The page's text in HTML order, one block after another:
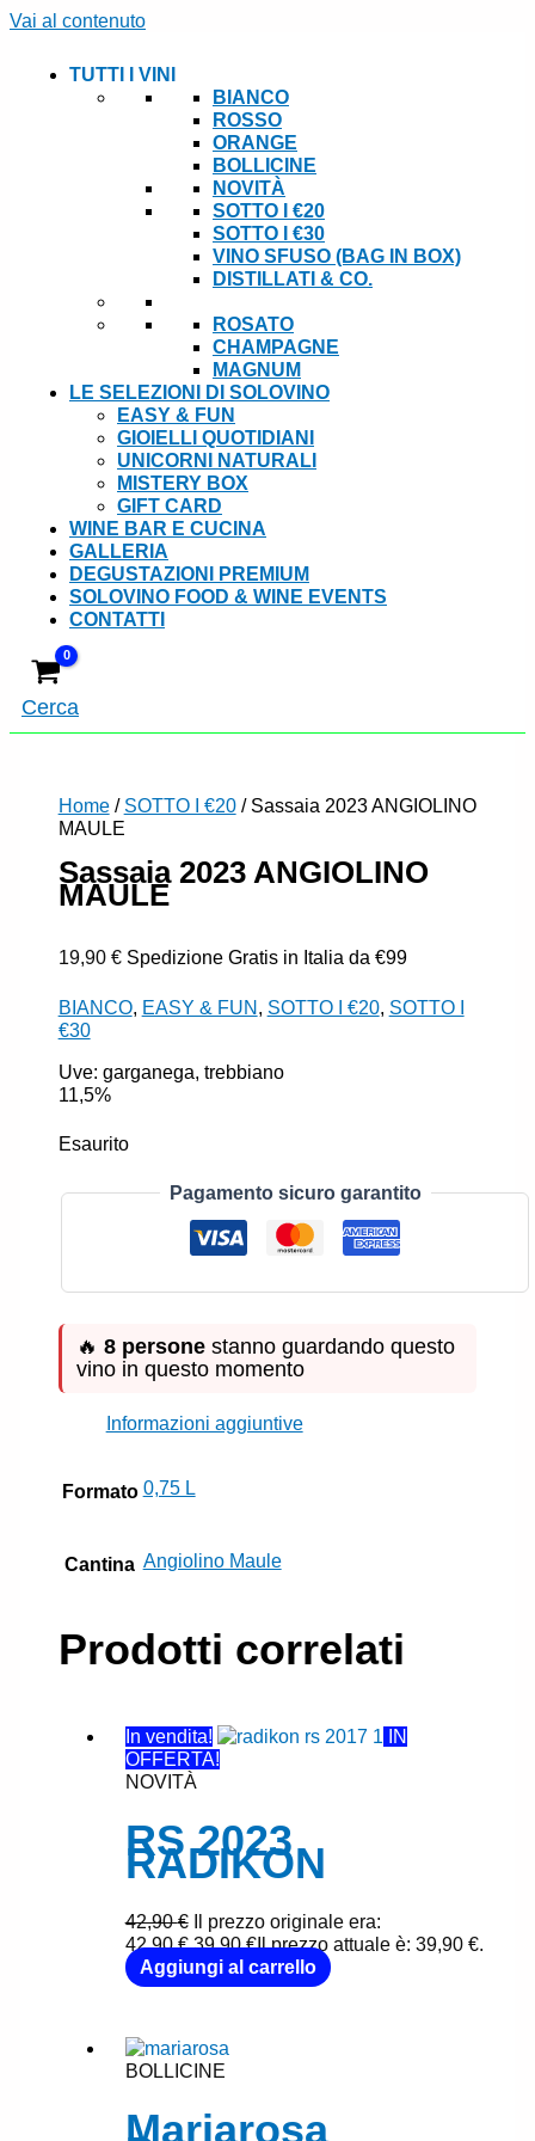
Vai al contenuto
TUTTI I VINI
BIANCO
ROSSO
ORANGE
BOLLICINE
NOVITÀ
SOTTO I €20
SOTTO I €30
VINO SFUSO (BAG IN BOX)
DISTILLATI & CO.
ROSATO
CHAMPAGNE
MAGNUM
LE SELEZIONI DI SOLOVINO
EASY & FUN
GIOIELLI QUOTIDIANI
UNICORNI NATURALI
MISTERY BOX
GIFT CARD
WINE BAR E CUCINA
GALLERIA
DEGUSTAZIONI PREMIUM
SOLOVINO FOOD & WINE EVENTS
CONTATTI
Cerca
Home/ SOTTO I €20/ Sassaia 2023 ANGIOLINO
MAULE
Sassaia 2023 ANGIOLINO
MAULE
19,90 € Spedizione Gratis in Italia da €99
BIANCO, EASY & FUN , SOTTO I €20, SOTTO I
€30
Uve: garganega, trebbiano
11,5%
Esaurito
Pagamento sicuro garantito
🔥 8 personestanno guardando questo
vino in questo momento
Informazioni aggiuntive
Formato 0,75 L
Cantina Angiolino Maule
Prodotti correlati
In vendita!
IN
OFFERTA!
NOVITÀ
RS 2023
RADIKON
42,90€
Il prezzo originale era:
42,90 €.39,90€Il prezzo attuale è: 39,90 €.
Aggiungi al carrello
BOLLICINE
Mariarosa